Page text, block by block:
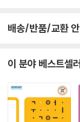
배송/반품/교환
이 분야 베스트셀